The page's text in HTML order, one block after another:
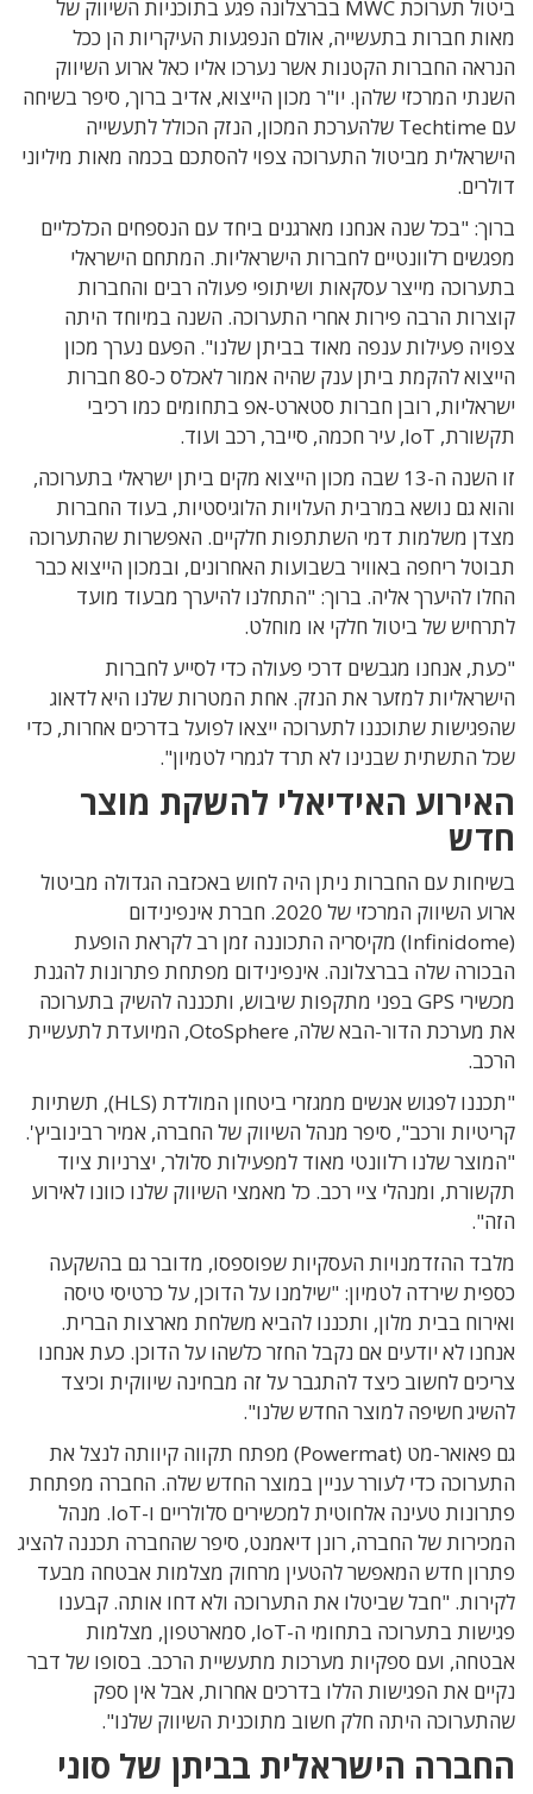
ביטול תערוכת MWC בברצלונה פגע בתוכניות השיווק של
מאות חברות בתעשייה, אולם הנפגעות העיקריות הן ככל
הנראה החברות הקטנות אשר נערכו אליו כאל ארוע השיווק
השנתי המרכזי שלהן. יו"ר מכון הייצוא, אדיב ברוך, סיפר בשיחה
עם Techtime שלהערכת המכון, הנזק הכולל לתעשייה
הישראלית מביטול התערוכה צפוי להסתכם בכמה מאות מיליוני
דולרים.
ברוך: "בכל שנה אנחנו מארגנים ביחד עם הנספחים הכלכליים
מפגשים רלוונטיים לחברות הישראליות. המתחם הישראלי
בתערוכה מייצר עסקאות ושיתופי פעולה רבים והחברות
קוצרות הרבה פירות אחרי התערוכה. השנה במיוחד היתה
צפויה פעילות ענפה מאוד בביתן שלנו". הפעם נערך מכון
הייצוא להקמת ביתן ענק שהיה אמור לאכלס כ-80 חברות
ישראליות, רובן חברות סטארט-אפ בתחומים כמו רכיבי
תקשורת, IoT, עיר חכמה, סייבר, רכב ועוד.
זו השנה ה-13 שבה מכון הייצוא מקים ביתן ישראלי בתערוכה,
והוא גם נושא במרבית העלויות הלוגיסטיות, בעוד החברות
מצדן משלמות דמי השתתפות חלקיים. האפשרות שהתערוכה
תבוטל ריחפה באוויר בשבועות האחרונים, ובמכון הייצוא כבר
החלו להיערך אליה. ברוך: "התחלנו להיערך מבעוד מועד
לתרחיש של ביטול חלקי או מוחלט.
"כעת, אנחנו מגבשים דרכי פעולה כדי לסייע לחברות
הישראליות למזער את הנזק. אחת המטרות שלנו היא לדאוג
שהפגישות שתוכננו לתערוכה ייצאו לפועל בדרכים אחרות, כדי
שכל התשתית שבנינו לא תרד לגמרי לטמיון".
האירוע האידיאלי להשקת מוצר
חדש
בשיחות עם החברות ניתן היה לחוש באכזבה הגדולה מביטול
ארוע השיווק המרכזי של 2020. חברת אינפינידום
(Infinidome) מקיסריה התכוננה זמן רב לקראת הופעת
הבכורה שלה בברצלונה. אינפינידום מפתחת פתרונות להגנת
מכשירי GPS בפני מתקפות שיבוש, ותכננה להשיק בתערוכה
את מערכת הדור-הבא שלה, OtoSphere, המיועדת לתעשיית
הרכב.
"תכננו לפגוש אנשים ממגזרי ביטחון המולדת (HLS), תשתיות
קריטיות ורכב", סיפר מנהל השיווק של החברה, אמיר רבינוביץ'.
"המוצר שלנו רלוונטי מאוד למפעילות סלולר, יצרניות ציוד
תקשורת, ומנהלי ציי רכב. כל מאמצי השיווק שלנו כוונו לאירוע
הזה".
מלבד ההזדמנויות העסקיות שפוספסו, מדובר גם בהשקעה
כספית שירדה לטמיון: "שילמנו על הדוכן, על כרטיסי טיסה
ואירוח בבית מלון, ותכננו להביא משלחת מארצות הברית.
אנחנו לא יודעים אם נקבל החזר כלשהו על הדוכן. כעת אנחנו
צריכים לחשוב כיצד להתגבר על זה מבחינה שיווקית וכיצד
להשיג חשיפה למוצר החדש שלנו".
גם פאואר-מט (Powermat) מפתח תקווה קיוותה לנצל את
התערוכה כדי לעורר עניין במוצר החדש שלה. החברה מפתחת
פתרונות טעינה אלחוטית למכשירים סלולריים ו-IoT. מנהל
המכירות של החברה, רונן דיאמנט, סיפר שהחברה תכננה להציג
פתרון חדש המאפשר להטעין מרחוק מצלמות אבטחה מבעד
לקירות. "חבל שביטלו את התערוכה ולא דחו אותה. קבענו
פגישות בתערוכה בתחומי ה-IoT, סמארטפון, מצלמות
אבטחה, ועם ספקיות מערכות מתעשיית הרכב. בסופו של דבר
נקיים את הפגישות הללו בדרכים אחרות, אבל אין ספק
שהתערוכה היתה חלק חשוב מתוכנית השיווק שלנו".
החברה הישראלית בביתן של סוני